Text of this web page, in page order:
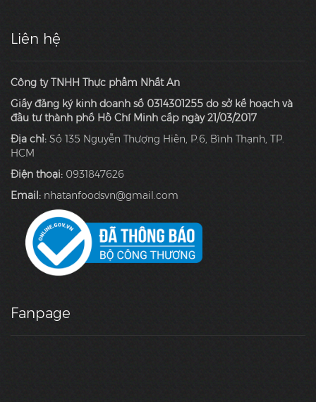
Liên hệ
Công ty TNHH Thực phẩm Nhất An
Giấy đăng ký kinh doanh số 0314301255 do sở kế hoạch và
đầu tư thành phố Hồ Chí Minh cấp ngày 21/03/2017
Địa chỉ: Số 135 Nguyễn Thượng Hiền, P.6, Bình Thạnh, TP.
HCM
Điện thoại: 0931847626
Email: nhatanfoodsvn@gmail.com
Fanpage